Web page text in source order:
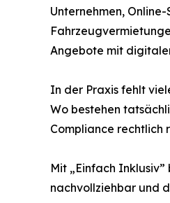
Unternehmen,
Angebote mit
In der Praxis fehlt
Wo bestehen
Compliance rechtlich
Mit „Einfach
nachvollziehbar und